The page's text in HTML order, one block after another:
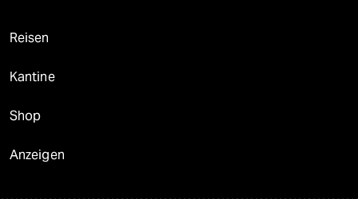
Reisen
Kantine
Shop
Anzeigen